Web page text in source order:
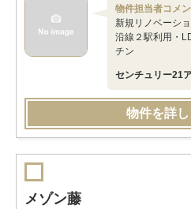
物件担当者コメ
新規リノベーシ
沿線２駅利用・
チン
センチュリー21
物件を詳
メゾン藤